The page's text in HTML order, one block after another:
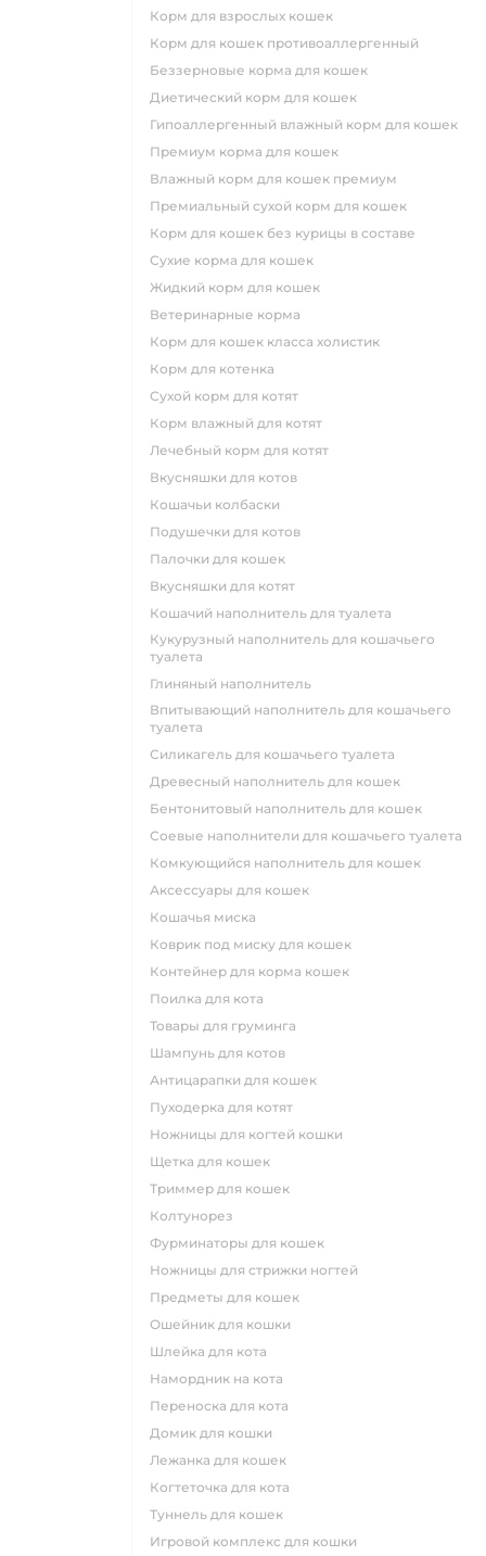
корм для взрослых кошек
корм для кошек противоаллергенный
беззерновые корма для кошек
диетический корм для кошек
гипоаллергенный влажный корм для кошек
премиум корма для кошек
влажный корм для кошек премиум
премиальный сухой корм для кошек
корм для кошек без курицы в составе
сухие корма для кошек
жидкий корм для кошек
ветеринарные корма
корм для кошек класса холистик
корм для котенка
сухой корм для котят
корм влажный для котят
лечебный корм для котят
вкусняшки для котов
кошачьи колбаски
подушечки для котов
палочки для кошек
вкусняшки для котят
кошачий наполнитель для туалета
кукурузный наполнитель для кошачьего
туалета
глиняный наполнитель
впитывающий наполнитель для кошачьего
туалета
силикагель для кошачьего туалета
древесный наполнитель для кошек
бентонитовый наполнитель для кошек
соевые наполнители для кошачьего туалета
комкующийся наполнитель для кошек
аксессуары для кошек
кошачья миска
коврик под миску для кошек
контейнер для корма кошек
поилка для кота
товары для груминга
шампунь для котов
антицарапки для кошек
пуходерка для котят
ножницы для когтей кошки
щетка для кошек
триммер для кошек
колтунорез
фурминаторы для кошек
ножницы для стрижки ногтей
предметы для кошек
ошейник для кошки
шлейка для кота
намордник на кота
переноска для кота
домик для кошки
лежанка для кошек
когтеточка для кота
туннель для кошек
игровой комплекс для кошки